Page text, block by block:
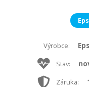
Výrobce:
Stav:
Záruka: